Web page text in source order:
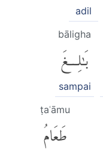
adil
bāligha
بَٰلِغَ
sampai
ṭaʿāmu
طَعَامُ